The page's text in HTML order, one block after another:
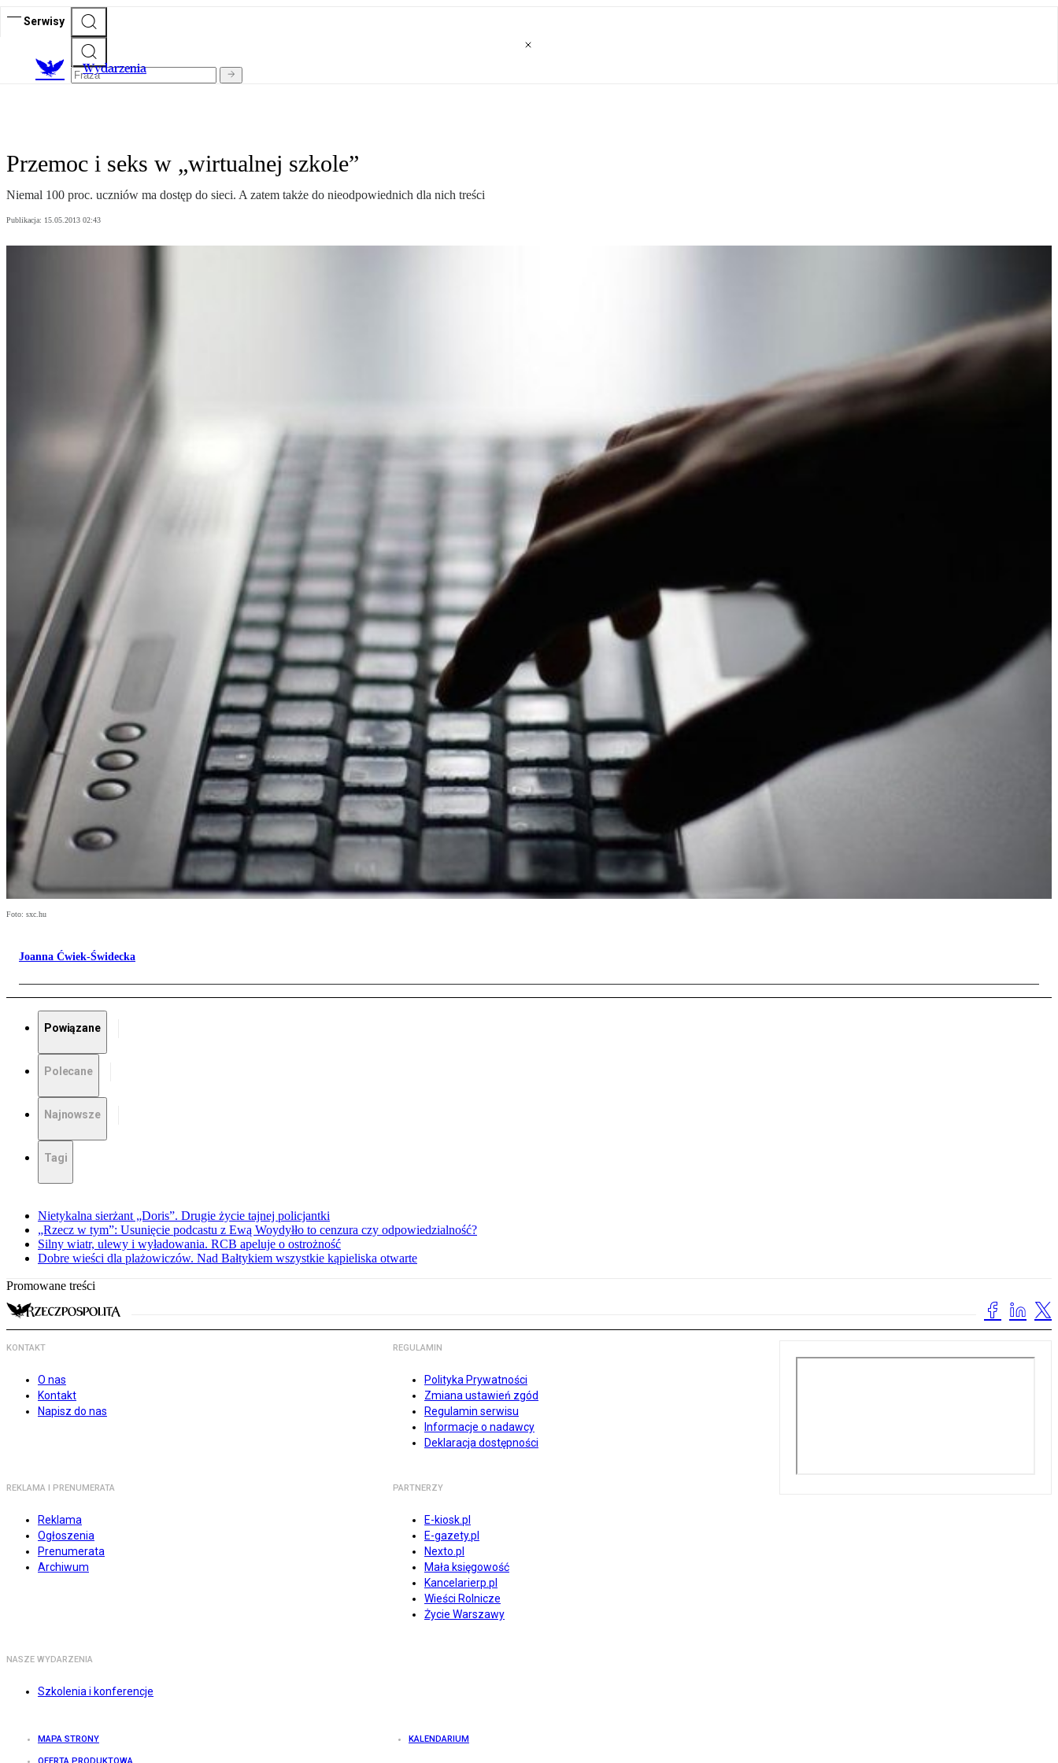
Serwisy
Wydarzenia
Przemoc i seks w „wirtualnej szkole”
Niemal 100 proc. uczniów ma dostęp do sieci. A zatem także do nieodpowiednich dla nich treści
Publikacja: 15.05.2013 02:43
Foto: sxc.hu
Joanna Ćwiek-Świdecka
Powiązane
Polecane
Najnowsze
Tagi
Nietykalna sierżant „Doris”. Drugie życie tajnej policjantki
„Rzecz w tym”: Usunięcie podcastu z Ewą Woydyłło to cenzura czy odpowiedzialność?
Silny wiatr, ulewy i wyładowania. RCB apeluje o ostrożność
Dobre wieści dla plażowiczów. Nad Bałtykiem wszystkie kąpieliska otwarte
Promowane treści
KONTAKT
O nas
Kontakt
Napisz do nas
REGULAMIN
Polityka Prywatności
Zmiana ustawień zgód
Regulamin serwisu
Informacje o nadawcy
Deklaracja dostępności
REKLAMA I PRENUMERATA
Reklama
Ogłoszenia
Prenumerata
Archiwum
PARTNERZY
E-kiosk.pl
E-gazety.pl
Nexto.pl
Mała księgowość
Kancelarierp.pl
Wieści Rolnicze
Życie Warszawy
NASZE WYDARZENIA
Szkolenia i konferencje
MAPA STRONY KALENDARIUM